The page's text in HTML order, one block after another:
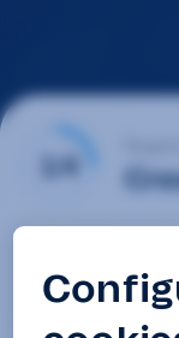
1/4